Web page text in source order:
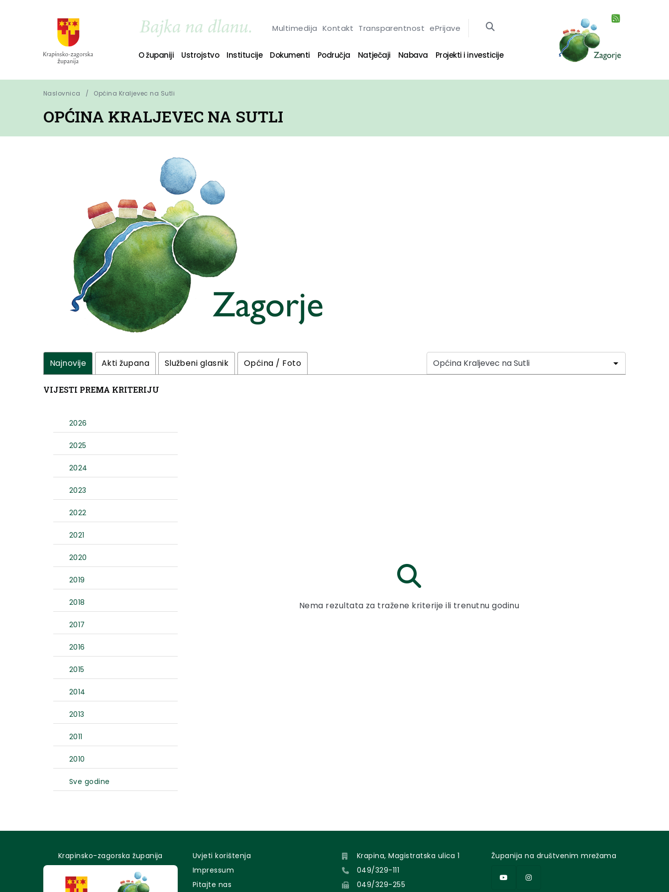
Multimedija Kontakt Transparentnost ePrijave
O županiji Ustrojstvo Institucije Dokumenti Područja Natječaji Nabava Projekti i investicije
Naslovnica Općina Kraljevec na Sutli
OPĆINA KRALJEVEC NA SUTLI
Najnovije Akti župana Službeni glasnik Općina / Foto
VIJESTI PREMA KRITERIJU
2026
2025
2024
2023
2022
2021
2020
2019
2018
2017
2016
2015
2014
2013
2011
2010
Sve godine
Nema rezultata za tražene kriterije ili trenutnu godinu
Krapinsko-zagorska županija
Uvjeti korištenja
Impressum
Pitajte nas
Krapina, Magistratska ulica 1
049/329-111
049/329-255
Županija na društvenim mrežama